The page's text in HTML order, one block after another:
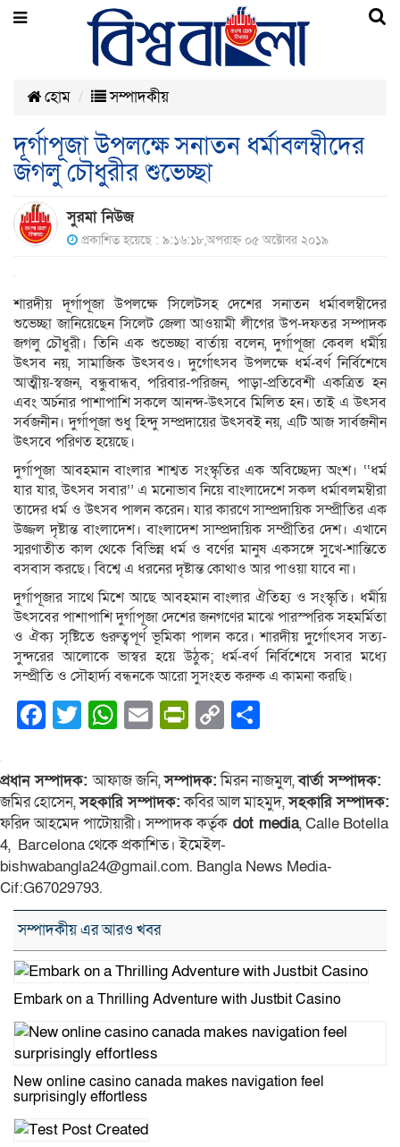
হোম সম্পাদকীয়
দূর্গাপূজা উপলক্ষে সনাতন ধর্মাবলম্বীদের
জগলু চৌধুরীর শুভেচ্ছা
সুরমা নিউজ
প্রকাশিত হয়েছে : ৯:১৬:১৮,অপরাহ্ন ০৫ অক্টোবর ২০১৯
শারদীয় দূর্গাপূজা উপলক্ষে সিলেটসহ দেশের সনাতন ধর্মাবলম্বীদের
শুভেচ্ছা জানিয়েছেন সিলেট জেলা আওয়ামী লীগের উপ-দফতর সম্পাদক
জগলু চৌধুরী। তিনি এক শুভেচ্ছা বার্তায় বলেন, দুর্গাপূজা কেবল ধর্মীয়
উৎসব নয়, সামাজিক উৎসবও। দুর্গোৎসব উপলক্ষে ধর্ম-বর্ণ নির্বিশেষে
আত্মীয়-স্বজন, বন্ধুবান্ধব, পরিবার-পরিজন, পাড়া-প্রতিবেশী একত্রিত হন
এবং অর্চনার পাশাপাশি সকলে আনন্দ-উৎসবে মিলিত হন। তাই এ উৎসব
সর্বজনীন। দুর্গাপূজা শুধু হিন্দু সম্প্রদায়ের উৎসবই নয়, এটি আজ সার্বজনীন
উৎসবে পরিণত হয়েছে।
দুর্গাপূজা আবহমান বাংলার শাশ্বত সংস্কৃতির এক অবিচ্ছেদ্য অংশ। ‘‘ধর্ম
যার যার, উৎসব সবার’’ এ মনোভাব নিয়ে বাংলাদেশে সকল ধর্মাবলমম্বীরা
তাদের ধর্ম ও উৎসব পালন করেন। যার কারণে সাম্প্রদায়িক সম্প্রীতির এক
উজ্জল দৃষ্টান্ত বাংলাদেশ। বাংলাদেশ সাম্প্রদায়িক সম্প্রীতির দেশ। এখানে
স্মরণাতীত কাল থেকে বিভিন্ন ধর্ম ও বর্ণের মানুষ একসঙ্গে সুখে-শান্তিতে
বসবাস করছে। বিশ্বে এ ধরনের দৃষ্টান্ত কোথাও আর পাওয়া যাবে না।
দুর্গাপূজার সাথে মিশে আছে আবহমান বাংলার ঐতিহ্য ও সংস্কৃতি। ধর্মীয়
উৎসবের পাশাপাশি দুর্গাপূজা দেশের জনগণের মাঝে পারস্পরিক সহমর্মিতা
ও ঐক্য সৃষ্টিতে গুরুত্বপূর্ণ ভূমিকা পালন করে। শারদীয় দুর্গোৎসব সত্য-
সুন্দরের আলোকে ভাস্বর হয়ে উঠুক; ধর্ম-বর্ণ নির্বিশেষে সবার মধ্যে
সম্প্রীতি ও সৌহার্দ্য বন্ধনকে আরো সুসংহত করুক এ কামনা করছি।
Facebook
Twitter
WhatsApp
EmailPrintFriendly
Copy
প্রধান সম্পাদক:আফাজ জনি,সম্পাদক:মিরন নাজমুল,বার্তা সম্পাদক:
জমির হোসেন,সহকারি সম্পাদক:কবির আল মাহমুদ,সহকারি সম্পাদক:
ফরিদ আহমেদ পাটোয়ারী। সম্পাদক কর্তৃক dot media, Calle Botella
4, Barcelona থেকে প্রকাশিত। ইমেইল-
bishwabangla24@gmail.com. Bangla News Media-
Cif:G67029793.
সম্পাদকীয় এর আরও খবর
Embark on a Thrilling Adventure with Justbit Casino
New online casino canada makes navigation feel
surprisingly effortless